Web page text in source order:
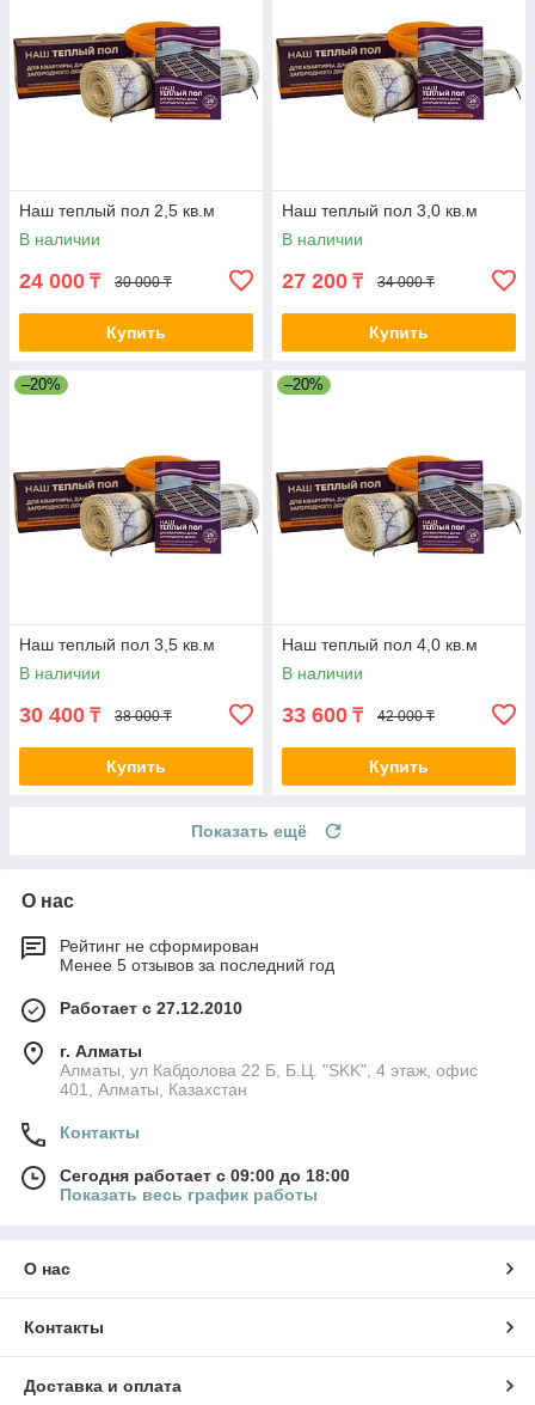
Наш теплый пол 2,5 кв.м
В наличии
24 000 ₸ 30 000 ₸
Купить
Наш теплый пол 3,0 кв.м
В наличии
27 200 ₸ 34 000 ₸
Купить
–20%
Наш теплый пол 3,5 кв.м
В наличии
30 400 ₸ 38 000 ₸
Купить
–20%
Наш теплый пол 4,0 кв.м
В наличии
33 600 ₸ 42 000 ₸
Купить
Показать ещё
О нас
Рейтинг не сформирован
Менее 5 отзывов за последний год
Работает с 27.12.2010
г. Алматы
Алматы, ул Кабдолова 22 Б, Б.Ц. "SKK", 4 этаж, офис
401, Алматы, Казахстан
Контакты
Сегодня работает с 09:00 до 18:00
Показать весь график работы
О нас
Контакты
Доставка и оплата